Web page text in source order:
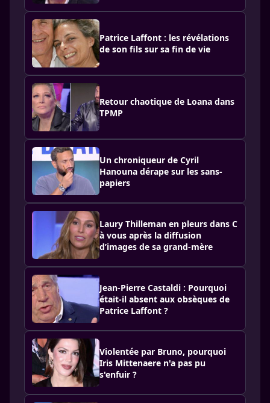
Patrice Laffont : les révélations
de son fils sur sa fin de vie
Retour chaotique de Loana dans
TPMP
Un chroniqueur de Cyril
Hanouna dérape sur les sans-
papiers
Laury Thilleman en pleurs dans C
à vous après la diffusion
d’images de sa grand-mère
Jean-Pierre Castaldi : Pourquoi
était-il absent aux obsèques de
Patrice Laffont ?
Violentée par Bruno, pourquoi
Iris Mittenaere n'a pas pu
s'enfuir ?